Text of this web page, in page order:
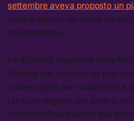
settembre aveva proposto un
unità al giorno: un piano
implementato.
Le difficoltà logistiche
bibliche per ricevere un test
nuove regole per isolamento e
tamponi negativi per potersi
controintuitiva rispetto alla